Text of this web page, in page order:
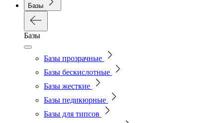
Базы
Базы
Базы прозрачные
Базы бескислотные
Базы жесткие
Базы педикюрные
Базы для типсов